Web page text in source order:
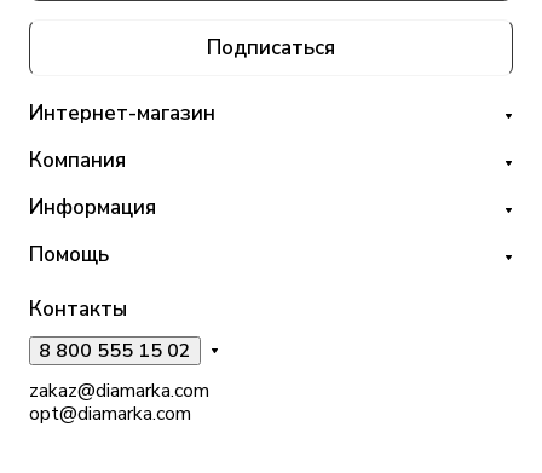
Подписаться
Интернет-магазин
Компания
Информация
Помощь
Контакты
8 800 555 15 02
zakaz@diamarka.com
opt@diamarka.com